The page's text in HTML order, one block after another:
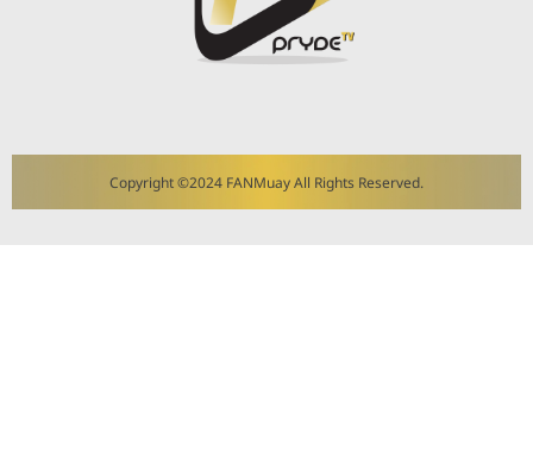
Copyright ©2024 FANMuay All Rights Reserved.